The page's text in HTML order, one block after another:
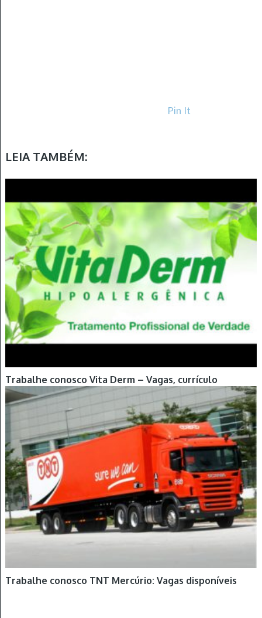
Pin It
LEIA TAMBÉM:
Trabalhe conosco Vita Derm – Vagas, currículo
Trabalhe conosco TNT Mercúrio: Vagas disponíveis